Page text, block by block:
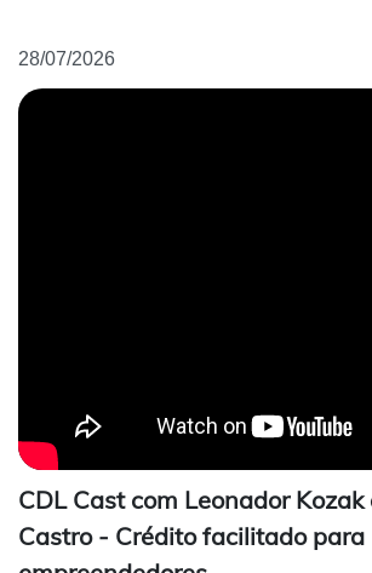
28/07/2026
CDL Cast com Leonador Kozak
Castro - Crédito facilitado para